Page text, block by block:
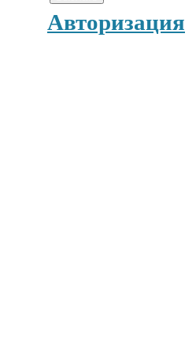
Авторизация